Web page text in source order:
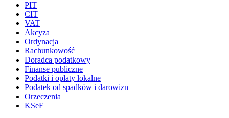
PIT
CIT
VAT
Akcyza
Ordynacja
Rachunkowość
Doradca podatkowy
Finanse publiczne
Podatki i opłaty lokalne
Podatek od spadków i darowizn
Orzeczenia
KSeF